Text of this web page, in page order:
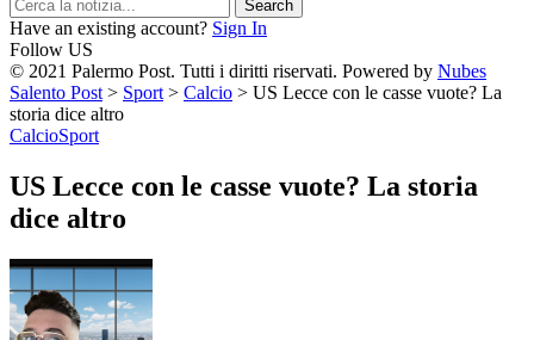
Have an existing account? Sign In
Follow US
© 2021 Palermo Post. Tutti i diritti riservati. Powered by Nubes
Salento Post > Sport > Calcio > US Lecce con le casse vuote? La
storia dice altro
CalcioSport
US Lecce con le casse vuote? La storia
dice altro